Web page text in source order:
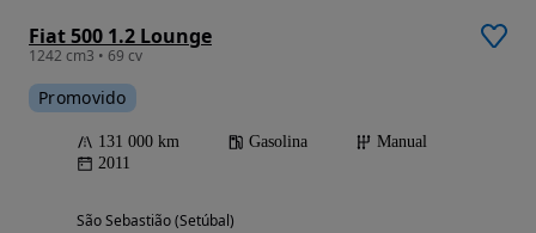
Fiat 500 1.2 Lounge
1242 cm3 • 69 cv
Promovido
131 000 km Gasolina
Manual
2011
São Sebastião (Setúbal)